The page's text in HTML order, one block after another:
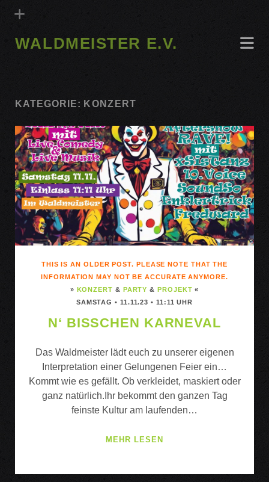
WALDMEISTER E.V.
KATEGORIE: KONZERT
THIS IS AN OLDER POST. PLEASE NOTE THAT THE
INFORMATION MAY NOT BE ACCURATE ANYMORE.
» KONZERT & PARTY &PROJEKT «
SAMSTAG • 11.11.23 • 11:11 UHR
N‘ BISSCHEN KARNEVAL
Das Waldmeister lädt euch zu unserer eigenen
Interpretation einer Gelungenen Feier ein…
Kommt wie es gefällt. Ob verkleidet, maskiert oder
ganz natürlich.Ihr bekommt den ganzen Tag
feinste Kultur am laufenden…
MEHR LESEN